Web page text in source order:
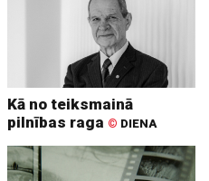
Kā no teiksmainā
pilnības raga © DIENA